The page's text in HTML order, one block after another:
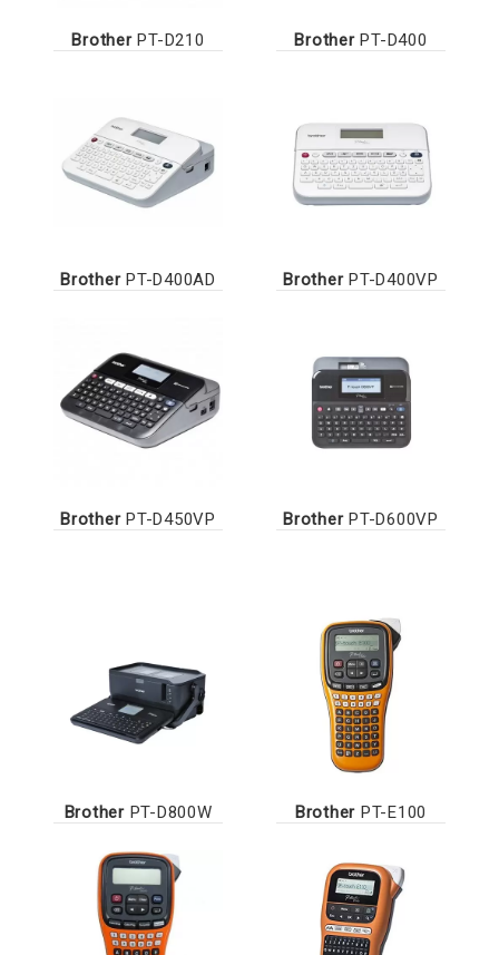
BrotherPT-D210 BrotherPT-D400
BrotherPT-D400AD BrotherPT-D400VP
BrotherPT-D450VP BrotherPT-D600VP
BrotherPT-D800W Brother PT-E100